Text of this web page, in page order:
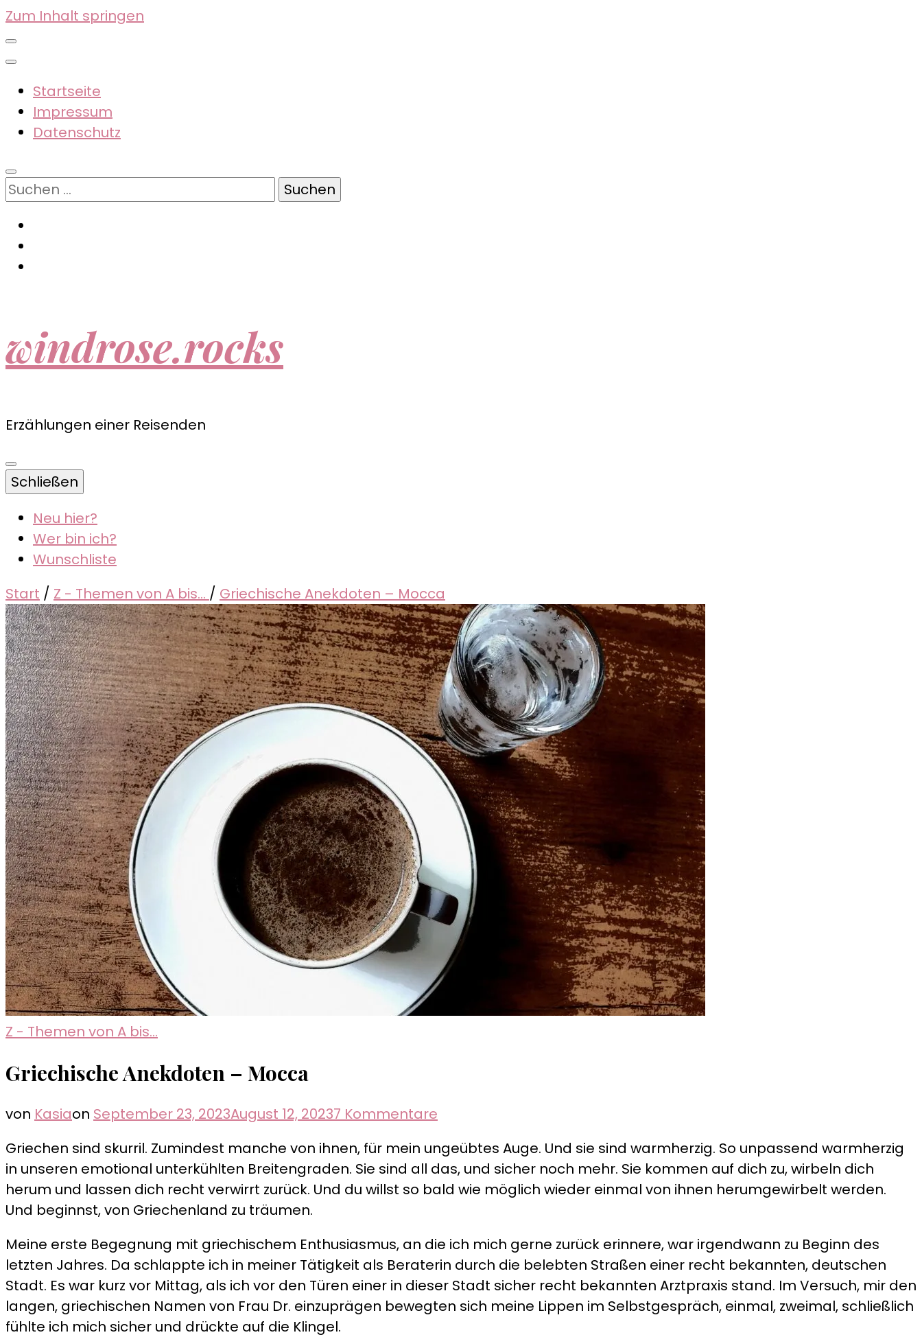
Zum Inhalt springen
Startseite
Impressum
Datenschutz
Suchen
nach:
windrose.rocks
Erzählungen einer Reisenden
Schließen
Neu hier?
Wer bin ich?
Wunschliste
Start / Z - Themen von A bis... / Griechische Anekdoten – Mocca
Z - Themen von A bis...
Griechische Anekdoten – Mocca
von Kasiaon September 23, 2023August 12, 20237 Kommentare
Anekdoten
–
Mocca
Griechen sind skurril. Zumindest manche von ihnen, für mein ungeübtes Auge. Und sie sind warmherzig. So unpassend warmherzig
in unseren emotional unterkühlten Breitengraden. Sie sind all das, und sicher noch mehr. Sie kommen auf dich zu, wirbeln dich
herum und lassen dich recht verwirrt zurück. Und du willst so bald wie möglich wieder einmal von ihnen herumgewirbelt werden.
Und beginnst, von Griechenland zu träumen.
Meine erste Begegnung mit griechischem Enthusiasmus, an die ich mich gerne zurück erinnere, war irgendwann zu Beginn des
letzten Jahres. Da schlappte ich in meiner Tätigkeit als Beraterin durch die belebten Straßen einer recht bekannten, deutschen
Stadt. Es war kurz vor Mittag, als ich vor den Türen einer in dieser Stadt sicher recht bekannten Arztpraxis stand. Im Versuch, mir den
langen, griechischen Namen von Frau Dr. einzuprägen bewegten sich meine Lippen im Selbstgespräch, einmal, zweimal, schließlich
fühlte ich mich sicher und drückte auf die Klingel.